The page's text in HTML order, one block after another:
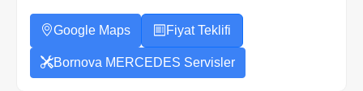
Google Maps Fiyat Teklifi
Bornova MERCEDES Servisler